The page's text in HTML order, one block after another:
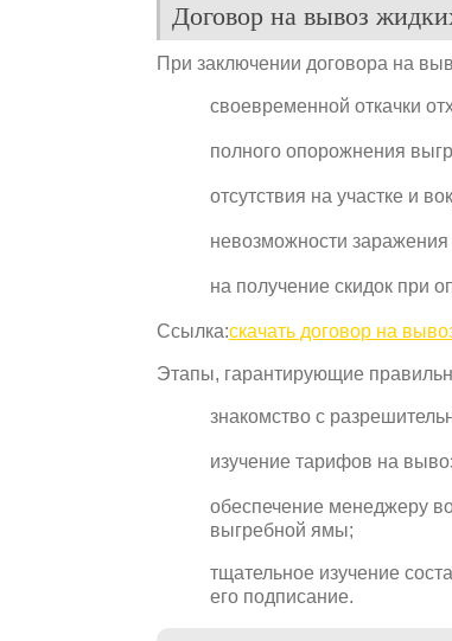
Договор на вывоз
При заключении договора на
своевременной откачки
полного опорожнения
отсутствия на участке и
невозможности
на получение скидок при
Ссылка:скачать договор на
Этапы, гарантирующие
знакомство с
изучение тарифов на
обеспечение менеджеру
выгребной ямы;
тщательное изучение
его подписание.